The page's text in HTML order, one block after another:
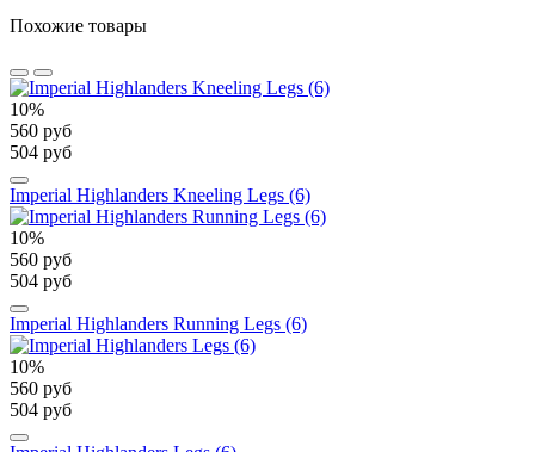
Похожие товары
10%
560 руб
504 руб
Imperial Highlanders Kneeling Legs (6)
10%
560 руб
504 руб
Imperial Highlanders Running Legs (6)
10%
560 руб
504 руб